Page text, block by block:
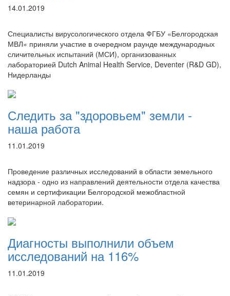
14.01.2019
Специалисты вирусологического отдела ФГБУ «Белгородская
МВЛ» приняли участие в очередном раунде международных
сличительных испытаний (МСИ), организованных
лабораторией Dutch Animal Health Service, Deventer (R&D GD),
Нидерланды
Следить за "здоровьем" земли -
наша работа
11.01.2019
Проведение различных исследований в области земельного
надзора - одно из направлений деятельности отдела качества
семян и сертификации Белгородской межобластной
ветеринарной лаборатории.
Диагносты выполнили объем
исследований на 116%
11.01.2019